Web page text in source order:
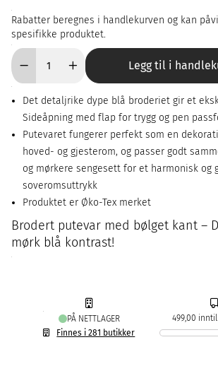
Rabatter beregnes i handlekurven og kan
spesifikke produktet.
Legg til i
Det detaljrike dype blå broderiet gir et
Sideåpning med flap for trygg og pen
Putevaret fungerer perfekt som en
hoved- og gjesterom, og passer godt
og mørkere sengesett for et harmonisk og
soveromsuttrykk
Produktet er Øko-Tex merket
Brodert putevar med bølget kant –
mørk blå kontrast!
PÅ NETTLAGER
Finnes i 281 butikker
499,00